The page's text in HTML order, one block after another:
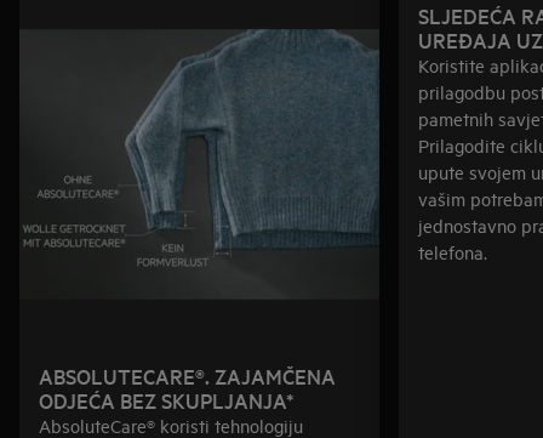
ABSOLUTECARE®. ZAJAMČENA
ODJEĆA BEZ SKUPLJANJA*
AbsoluteCare® koristi tehnologiju
SLJEDEĆA
UREĐAJA
Koristite
prilagodbu
pametnih
Prilagodite
upute svojem
vašim
jednostavno
telefona.